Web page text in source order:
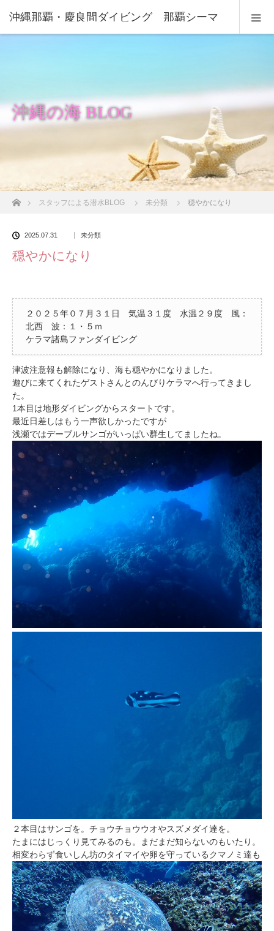
沖縄那覇・慶良間ダイビング 那覇シーマ
沖縄の海 BLOG
ホームスタッフによる潜水BLOG 未分類 穏やかになり
2025.07.31 未分類
穏やかになり
２０２５年０７月３１日 気温３１度 水温２９度 風：
北西 波：１・５ｍ
ケラマ諸島ファンダイビング
津波注意報も解除になり、海も穏やかになりました。
遊びに来てくれたゲストさんとのんびりケラマへ行ってきまし
た。
1本目は地形ダイビングからスタートです。
最近日差しはもう一声欲しかったですが
浅瀬ではデーブルサンゴがいっぱい群生してましたね。
２本目はサンゴを。チョウチョウウオやスズメダイ達を。
たまにはじっくり見てみるのも。まだまだ知らないのもいたり。
相変わらず食いしん坊のタイマイや卵を守っているクマノミ達も